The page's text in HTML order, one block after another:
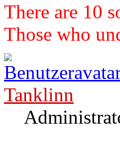
There are 10
Those who
Tanklinn